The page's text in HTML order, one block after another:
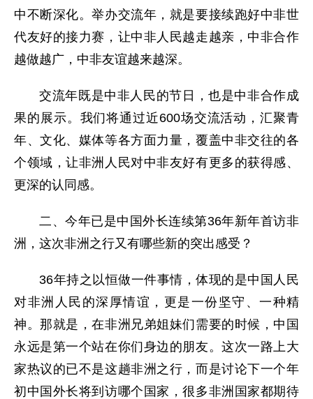
中不断深化。举办交流年，就是要接续跑好中非世
代友好的接力赛，让中非人民越走越亲，中非合作
越做越广，中非友谊越来越深。
交流年既是中非人民的节日，也是中非合作成
果的展示。我们将通过近600场交流活动，汇聚青
年、文化、媒体等各方面力量，覆盖中非交往的各
个领域，让非洲人民对中非友好有更多的获得感、
更深的认同感。
二、今年已是中国外长连续第36年新年首访非
洲，这次非洲之行又有哪些新的突出感受？
36年持之以恒做一件事情，体现的是中国人民
对非洲人民的深厚情谊，更是一份坚守、一种精
神。那就是，在非洲兄弟姐妹们需要的时候，中国
永远是第一个站在你们身边的朋友。这次一路上大
家热议的已不是这趟非洲之行，而是讨论下一个年
初中国外长将到访哪个国家，很多非洲国家都期待